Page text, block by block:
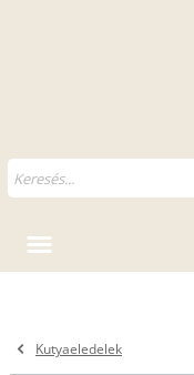
Kutyaeledelek